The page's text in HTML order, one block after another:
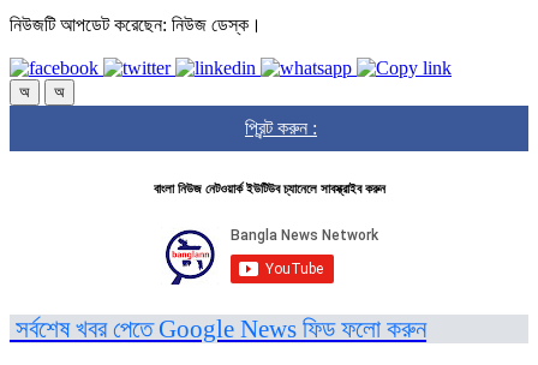
নিউজটি আপডেট করেছেন: নিউজ ডেস্ক।
অ অ
প্রিন্ট করুন :
বাংলা নিউজ নেটওয়ার্ক ইউটিউব চ্যানেলে সাবস্ক্রাইব করুন
সর্বশেষ খবর পেতে Google News ফিড ফলো করুন